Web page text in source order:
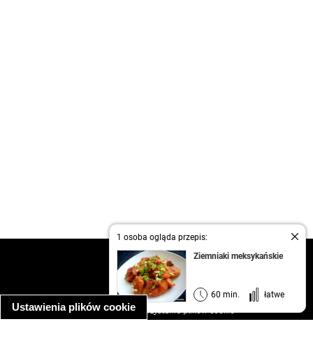
Ustawienia plików cookie
1 osoba ogląda przepis:
Ziemniaki meksykańskie
60 min. łatwe
kontakt
regulamin
informacja o prywatności
informacja o wykorzystaniu plików cookie